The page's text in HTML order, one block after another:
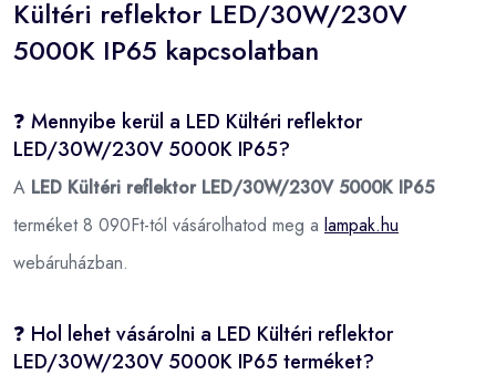
Kültéri reflektor LED/30W/230V
5000K IP65 kapcsolatban
❓ Mennyibe kerül a LED Kültéri reflektor
LED/30W/230V 5000K IP65?
A LED Kültéri reflektor LED/30W/230V 5000K IP65
terméket 8 090Ft-tól vásárolhatod meg a lampak.hu
webáruházban.
❓ Hol lehet vásárolni a LED Kültéri reflektor
LED/30W/230V 5000K IP65 terméket?